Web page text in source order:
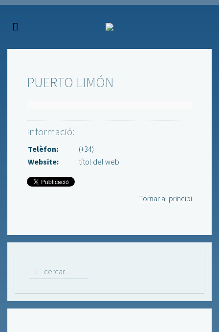
PUERTO LIMÓN
Informació:
Telèfon:
(+34)
Website:
títol del web
Tornar al principi